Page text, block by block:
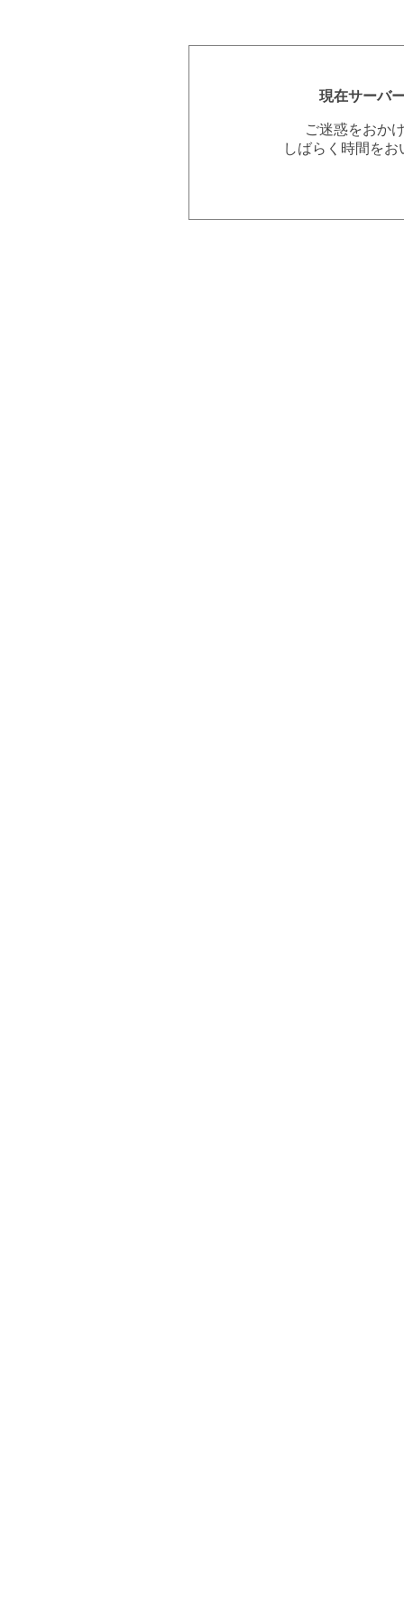
現在サーバ
ご迷惑をおか
しばらく時間を